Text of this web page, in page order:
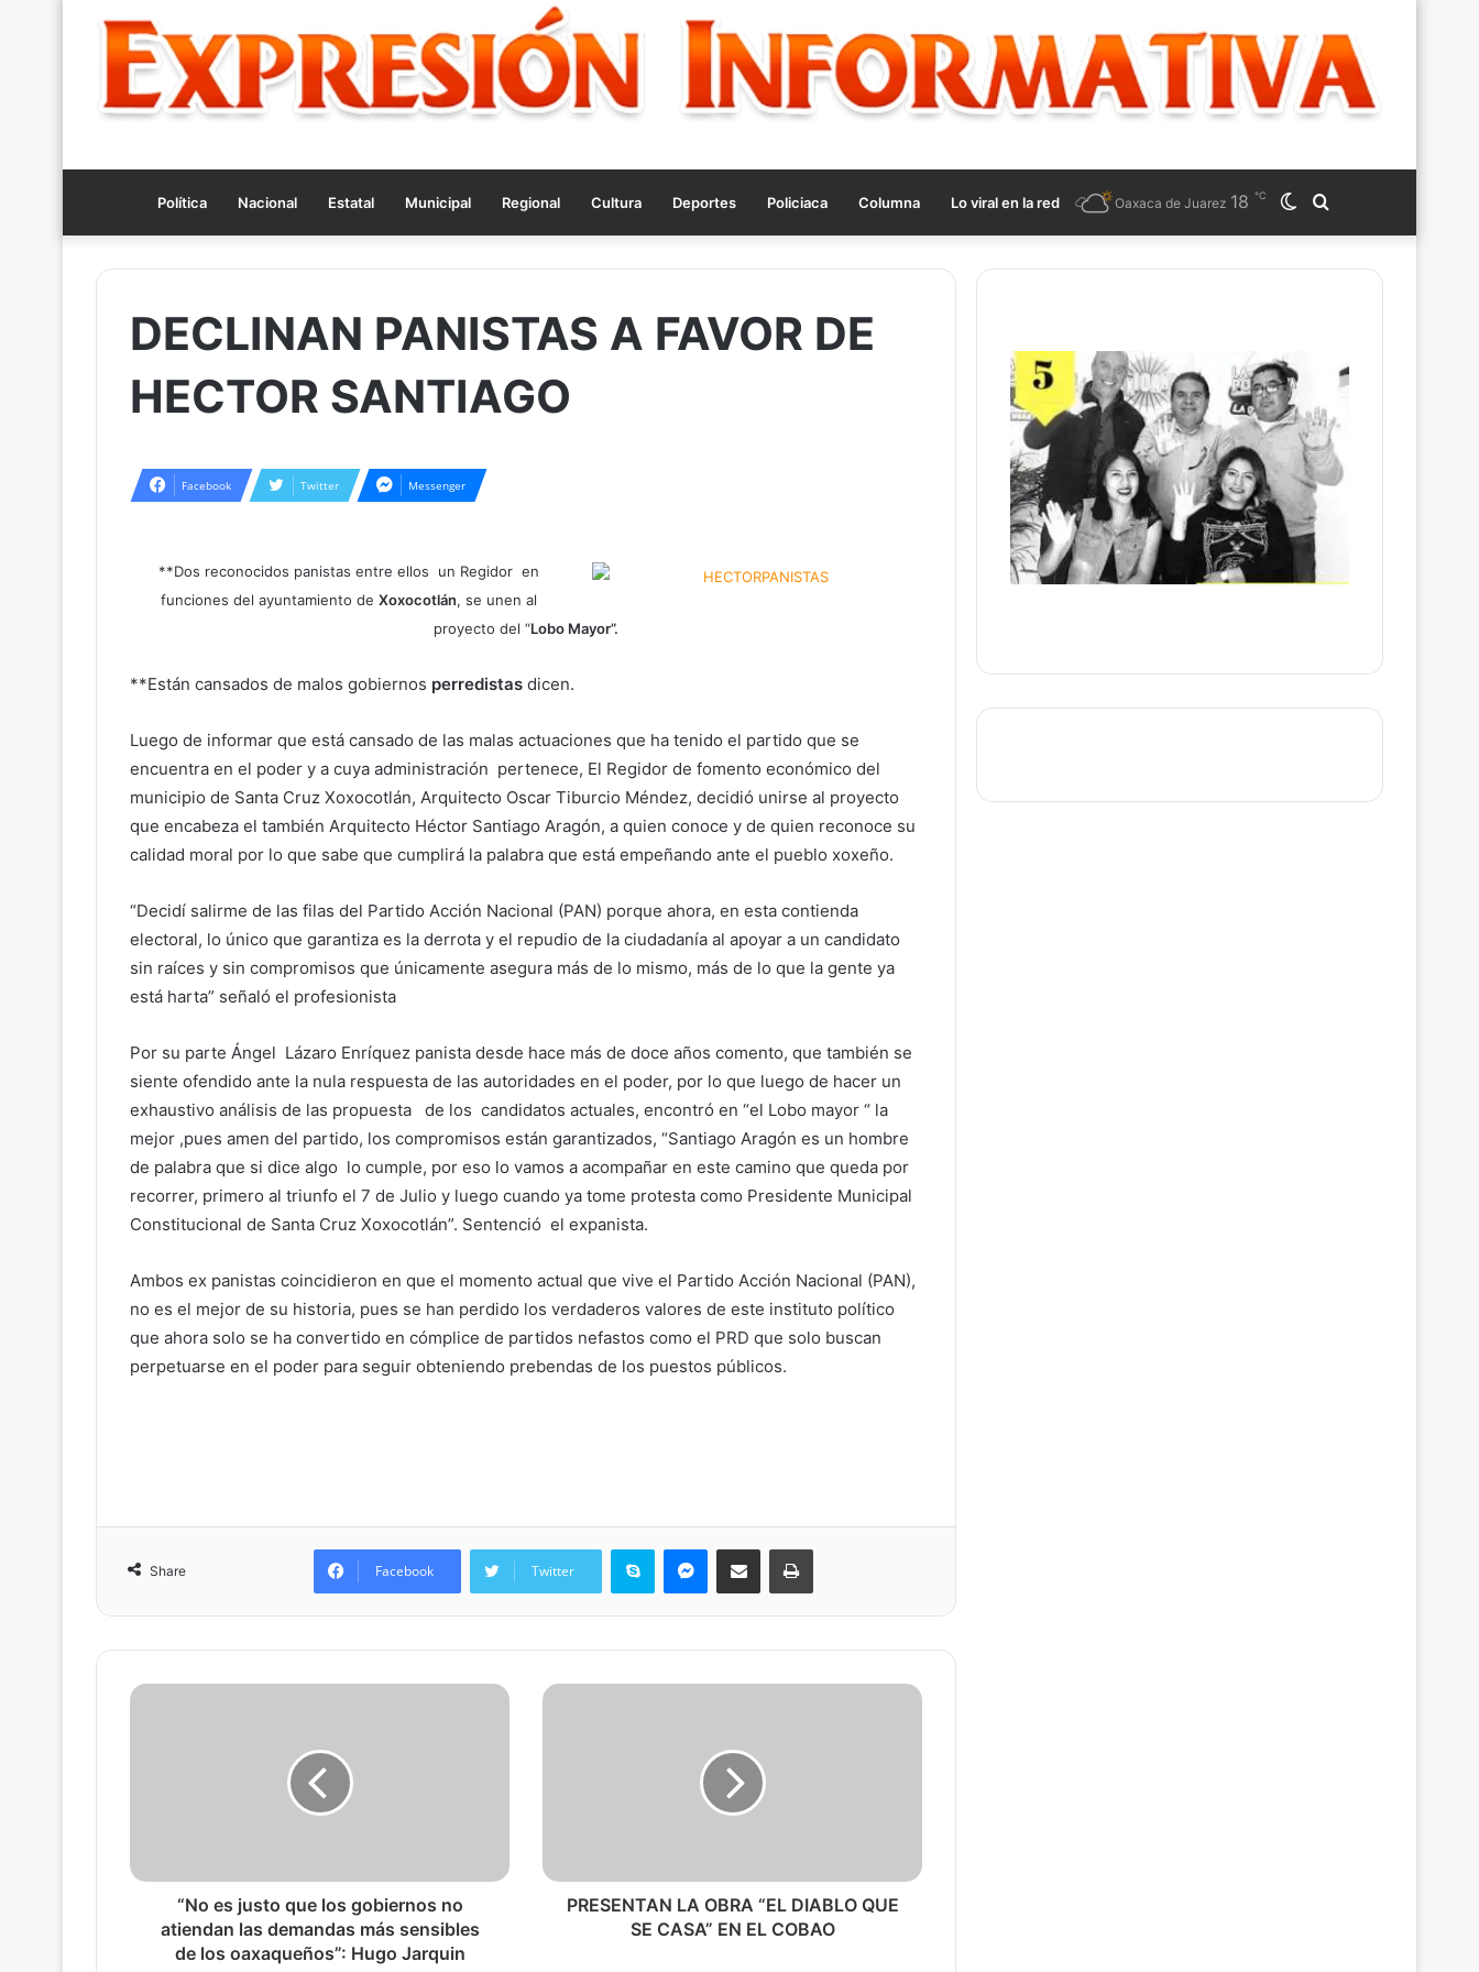
Política Nacional Estatal Municipal Regional Cultura Deportes Policiaca Columna Lo viral en la red
for
Switch
skin
Oaxaca de Juarez 18 ℃
DECLINAN PANISTAS A FAVOR DE
HECTOR SANTIAGO
Facebook Twitter Messenger
**Dos reconocidos panistas entre ellos un Regidor en
funciones del ayuntamiento de Xoxocotlán, se unen al
proyecto del “Lobo Mayor”.
**Están cansados de malos gobiernos perredistas dicen.
Luego de informar que está cansado de las malas actuaciones que ha tenido el partido que se
encuentra en el poder y a cuya administración pertenece, El Regidor de fomento económico del
municipio de Santa Cruz Xoxocotlán, Arquitecto Oscar Tiburcio Méndez, decidió unirse al proyecto
que encabeza el también Arquitecto Héctor Santiago Aragón, a quien conoce y de quien reconoce su
calidad moral por lo que sabe que cumplirá la palabra que está empeñando ante el pueblo xoxeño.
“Decidí salirme de las filas del Partido Acción Nacional (PAN) porque ahora, en esta contienda
electoral, lo único que garantiza es la derrota y el repudio de la ciudadanía al apoyar a un candidato
sin raíces y sin compromisos que únicamente asegura más de lo mismo, más de lo que la gente ya
está harta” señaló el profesionista
Por su parte Ángel Lázaro Enríquez panista desde hace más de doce años comento, que también se
siente ofendido ante la nula respuesta de las autoridades en el poder, por lo que luego de hacer un
exhaustivo análisis de las propuesta de los candidatos actuales, encontró en “el Lobo mayor “ la
mejor ,pues amen del partido, los compromisos están garantizados, “Santiago Aragón es un hombre
de palabra que si dice algo lo cumple, por eso lo vamos a acompañar en este camino que queda por
recorrer, primero al triunfo el 7 de Julio y luego cuando ya tome protesta como Presidente Municipal
Constitucional de Santa Cruz Xoxocotlán”. Sentenció el expanista.
Ambos ex panistas coincidieron en que el momento actual que vive el Partido Acción Nacional (PAN),
no es el mejor de su historia, pues se han perdido los verdaderos valores de este instituto político
que ahora solo se ha convertido en cómplice de partidos nefastos como el PRD que solo buscan
perpetuarse en el poder para seguir obteniendo prebendas de los puestos públicos.
Share Facebook Twitter
Skype Messenger
Share via Email Print
“No es justo que los gobiernos no
atiendan las demandas más sensibles
de los oaxaqueños”: Hugo Jarquin
PRESENTAN LA OBRA “EL DIABLO QUE
SE CASA” EN EL COBAO